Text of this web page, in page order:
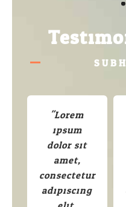
"Lorem
ipsum
dolor sit
amet,
consectetur
adipiscing